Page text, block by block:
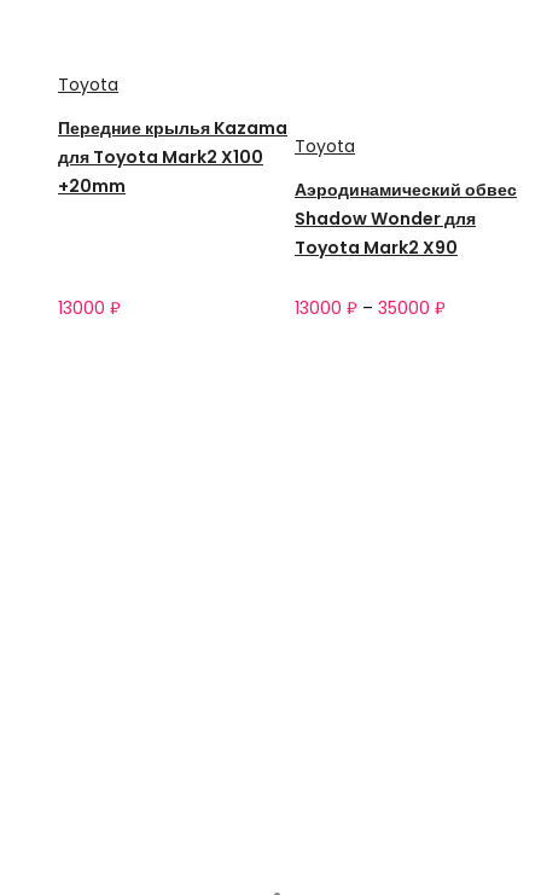
Toyota
Передние крылья Kazama
для Toyota Mark2 X100
+20mm
13000 ₽
Toyota
Аэродинамический обвес
Shadow Wonder для
Toyota Mark2 X90
13000 ₽ – 35000 ₽